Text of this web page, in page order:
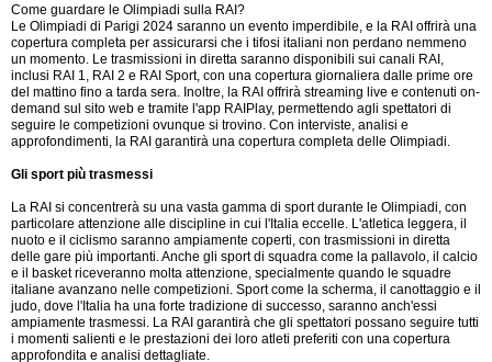
Come guardare le Olimpiadi sulla RAI?
Le Olimpiadi di Parigi 2024 saranno un evento imperdibile, e la RAI offrirà una
copertura completa per assicurarsi che i tifosi italiani non perdano nemmeno
un momento. Le trasmissioni in diretta saranno disponibili sui canali RAI,
inclusi RAI 1, RAI 2 e RAI Sport, con una copertura giornaliera dalle prime ore
del mattino fino a tarda sera. Inoltre, la RAI offrirà streaming live e contenuti on-
demand sul sito web e tramite l'app RAIPlay, permettendo agli spettatori di
seguire le competizioni ovunque si trovino. Con interviste, analisi e
approfondimenti, la RAI garantirà una copertura completa delle Olimpiadi.
Gli sport più trasmessi
La RAI si concentrerà su una vasta gamma di sport durante le Olimpiadi, con
particolare attenzione alle discipline in cui l'Italia eccelle. L'atletica leggera, il
nuoto e il ciclismo saranno ampiamente coperti, con trasmissioni in diretta
delle gare più importanti. Anche gli sport di squadra come la pallavolo, il calcio
e il basket riceveranno molta attenzione, specialmente quando le squadre
italiane avanzano nelle competizioni. Sport come la scherma, il canottaggio e il
judo, dove l'Italia ha una forte tradizione di successo, saranno anch'essi
ampiamente trasmessi. La RAI garantirà che gli spettatori possano seguire tutti
i momenti salienti e le prestazioni dei loro atleti preferiti con una copertura
approfondita e analisi dettagliate.